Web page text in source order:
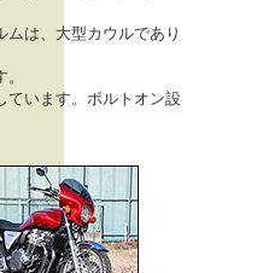
は、大型カウルであり
ています。ボルトオン設